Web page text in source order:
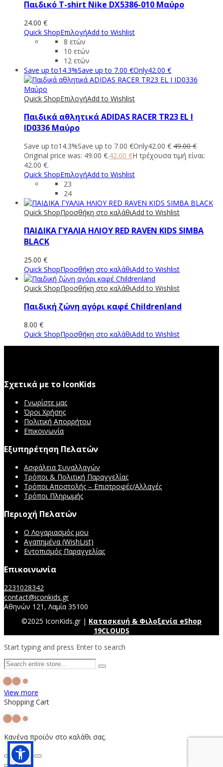
Παιδικό T-shirt Νike DX5386-010 Μαύρο
24.00 €
Quick ShopΕπιλογήAdd to Wishlist
8 ετών
10 ετών
12 ετών
Save up to14.3%Save up to 7.00 €Only42.00 €
Quick ShopΕπιλογήAdd to Wishlist
Παιδικά αθλητικά ADIDAS RACER TR23 EL I
ID0336 Μαύρο
Save up to14.3%Save up to 7.00 €Only42.00 € 49.00€
Original price was: 49.00 €.42.00 €Η τρέχουσα τιμή είναι:
42.00 €.
Quick ShopΕπιλογήAdd to Wishlist
23
24
Quick ShopΠροσθήκη στο καλάθιAdd to Wishlist
ΠΑΙΔΙΚΑ ΓΥΑΛΙΑ ΗΛΙΟΥ RED RAVEN KIDS SIMBA
BLACK
25.00 €
Quick ShopΠροσθήκη στο καλάθιAdd to Wishlist
Quick ShopΠροσθήκη στο καλάθιAdd to Wishlist
Παιδική ζώνη αγόρι καφέ Childrenland
8.00 €
Quick ShopΠροσθήκη στο καλάθιAdd to Wishlist
Σχετικά με το IconKids
Γνωρίστε μας
Όροι Χρήσης
Πολιτική Απορρήτου
Επικοινωνία
Εξυπηρέτηση Πελατών
Ασφάλεια Συναλλαγών
Τρόποι & Πολιτική Παραγγελίας
Τρόποι Αποστολής – Επιστροφές/Αλλαγές
Τρόποι Πληρωμής
Περιοχή Πελατών
Ο Λογαριασμός μου
Αγαπημένα (WishList)
Εντοπισμός Παραγγελίας
Επικοινωνία
2231028342
contact@iconkids.gr
Αθηνών 121, Λαμία 35100
©2025 IconKids.gr | Κατασκευή & Φιλοξενία eShop
19CLOUDS
Start typing and press Enter to search
View more
Shopping Cart
Κανένα προϊόν στο καλάθι σας.